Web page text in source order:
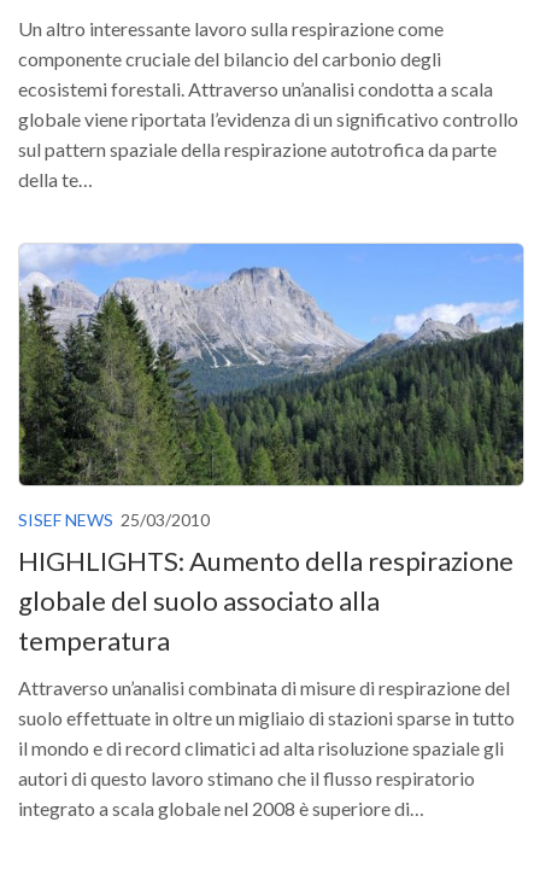
Avvisi
Borse di Studio
Call for Papers
Call for Proposals
Comunicati
Convegni
Corsi di Aggiornamento
Corsi di Specializzazione
Giornate di Studio
Opportunità di Lavoro
Rassegne
XIV Congresso (Padova 2024)
XIII Congresso (Orvieto 2022)
XII Congresso (Palermo 2019)
Un altro interessante lavoro sulla respirazione come
componente cruciale del bilancio del carbonio degli
ecosistemi forestali. Attraverso un’analisi condotta a scala
globale viene riportata l’evidenza di un significativo controllo
sul pattern spaziale della respirazione autotrofica da parte
della te…
SISEF NEWS 25/03/2010
HIGHLIGHTS: Aumento della respirazione
globale del suolo associato alla
temperatura
Attraverso un’analisi combinata di misure di respirazione del
suolo effettuate in oltre un migliaio di stazioni sparse in tutto
il mondo e di record climatici ad alta risoluzione spaziale gli
autori di questo lavoro stimano che il flusso respiratorio
integrato a scala globale nel 2008 è superiore di…